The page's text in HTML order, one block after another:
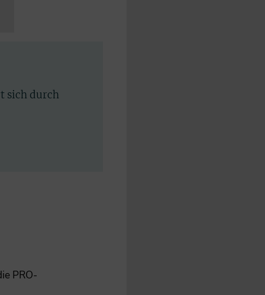
sich durch
PRO-